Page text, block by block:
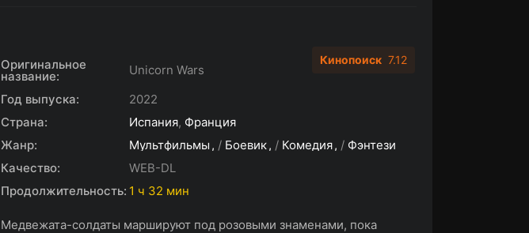
Оригинальное
название:
Unicorn Wars
Год выпуска:
2022
Страна:
Испания, Франция
Жанр:
Мультфильмы / Боевик / Комедия / Фэнтези
Качество:
WEB-DL
Продолжительность: 1 ч 32 мин
Медвежата-солдаты маршируют под розовыми знаменами, пока
Кинопоиск 7.12